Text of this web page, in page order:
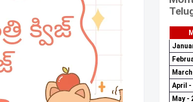
April -
May -